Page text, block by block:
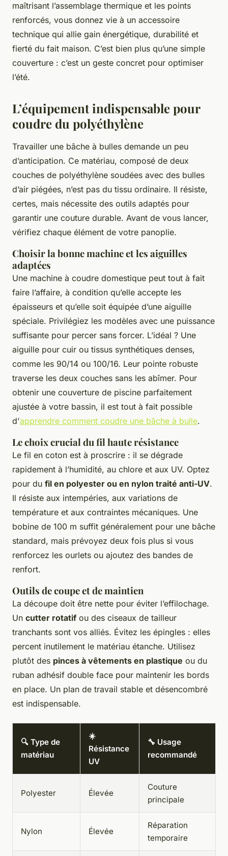
maîtrisant l’assemblage thermique et les points
renforcés, vous donnez vie à un accessoire
technique qui allie gain énergétique, durabilité et
fierté du fait maison. C’est bien plus qu’une simple
couverture : c’est un geste concret pour optimiser
l’été.
L’équipement indispensable pour
coudre du polyéthylène
Travailler une bâche à bulles demande un peu
d’anticipation. Ce matériau, composé de deux
couches de polyéthylène soudées avec des bulles
d’air piégées, n’est pas du tissu ordinaire. Il résiste,
certes, mais nécessite des outils adaptés pour
garantir une couture durable. Avant de vous lancer,
vérifiez chaque élément de votre panoplie.
Choisir la bonne machine et les aiguilles
adaptées
Une machine à coudre domestique peut tout à fait
faire l’affaire, à condition qu’elle accepte les
épaisseurs et qu’elle soit équipée d’une aiguille
spéciale. Privilégiez les modèles avec une puissance
suffisante pour percer sans forcer. L’idéal ? Une
aiguille pour cuir ou tissus synthétiques denses,
comme les 90/14 ou 100/16. Leur pointe robuste
traverse les deux couches sans les abîmer. Pour
obtenir une couverture de piscine parfaitement
ajustée à votre bassin, il est tout à fait possible
d'apprendre comment coudre une bâche à bulle.
Le choix crucial du fil haute résistance
Le fil en coton est à proscrire : il se dégrade
rapidement à l’humidité, au chlore et aux UV. Optez
pour du fil en polyester ou en nylon traité anti-UV.
Il résiste aux intempéries, aux variations de
température et aux contraintes mécaniques. Une
bobine de 100 m suffit généralement pour une bâche
standard, mais prévoyez deux fois plus si vous
renforcez les ourlets ou ajoutez des bandes de
renfort.
Outils de coupe et de maintien
La découpe doit être nette pour éviter l’effilochage.
Un cutter rotatifou des ciseaux de tailleur
tranchants sont vos alliés. Évitez les épingles : elles
percent inutilement le matériau étanche. Utilisez
plutôt des pinces à vêtements en plastique ou du
ruban adhésif double face pour maintenir les bords
en place. Un plan de travail stable et désencombré
est indispensable.
🔍 Type de
matériau
☀️
Résistance
UV
🔧 Usage
recommandé
Polyester Élevée
Couture
principale
Nylon Élevée
Réparation
temporaire